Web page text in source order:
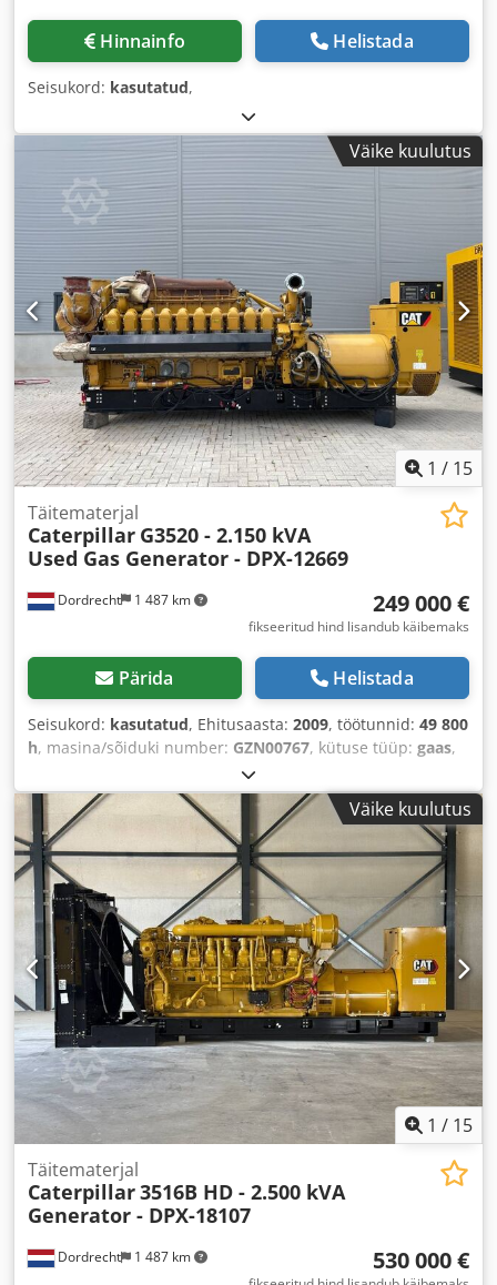
Hinnainfo Helistada
Seisukord: kasutatud,
Väike kuulutus
1 / 15
Dordrecht 1 487 km
Täitematerjal
Caterpillar G3520 - 2.150 kVA
Used Gas Generator - DPX-12669
249 000 €
fikseeritud hind lisandub käibemaks
Pärida Helistada
Seisukord: kasutatud, Ehitusaasta: 2009, töötunnid: 49 800
h, masina/sõiduki number: GZN00767, kütuse tüüp: gaas,
Caterpillar G3520C
Väike kuulutus
1 / 15
Dordrecht 1 487 km
Täitematerjal
Caterpillar3516B HD - 2.500 kVA
Generator - DPX-18107
530 000 €